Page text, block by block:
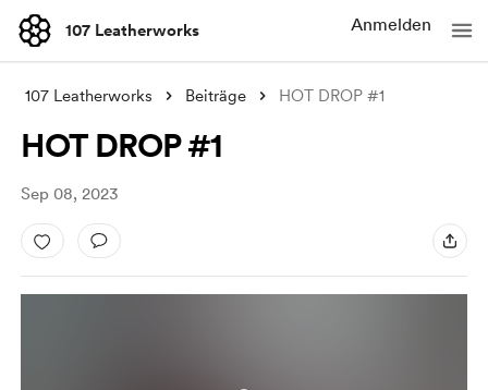
107 Leatherworks Anmelden
107 Leatherworks Beiträge HOT DROP #1
HOT DROP #1
Sep 08, 2023